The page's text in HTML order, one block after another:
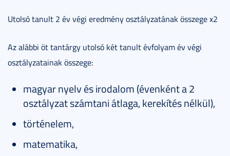
Utolsó tanult 2 év végi eredmény osztályzatának összege x2
Az alábbi öt tantárgy utolsó két tanult évfolyam év végi
osztályzatainak összege:
magyar nyelv és irodalom (évenként a 2
osztályzat számtani átlaga, kerekítés nélkül),
történelem,
matematika,